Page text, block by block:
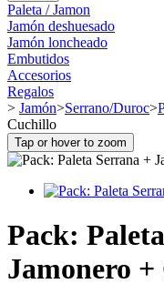
Paleta / Jamon
Jamón deshuesado
Jamón loncheado
Embutidos
Accesorios
Regalos
> Jamón>Serrano/Duroc>
Cuchillo
Tap or hover to zoom
Pack:
Jamonero